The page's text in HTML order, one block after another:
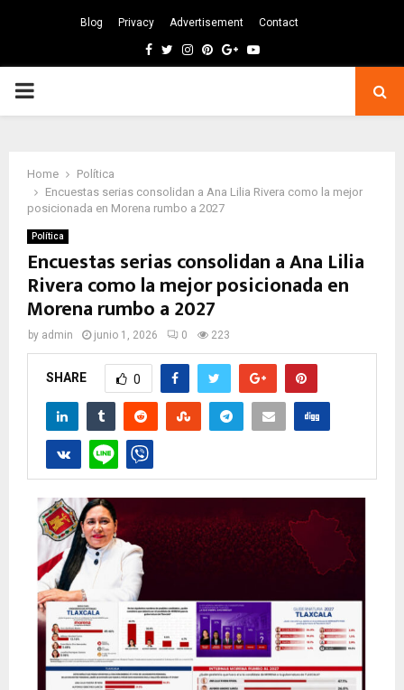
Blog Privacy Advertisement Contact
Facebook
TwitterInstagram
Pinterest
GoogleYoutube
PRIMARY
Home
Política
Encuestas serias consolidan a Ana Lilia Rivera como la mejor
posicionada en Morena rumbo a 2027
Política
Encuestas serias consolidan a Ana Lilia
Rivera como la mejor posicionada en
Morena rumbo a 2027
by admin junio 1, 2026 0 223
SHARE 0